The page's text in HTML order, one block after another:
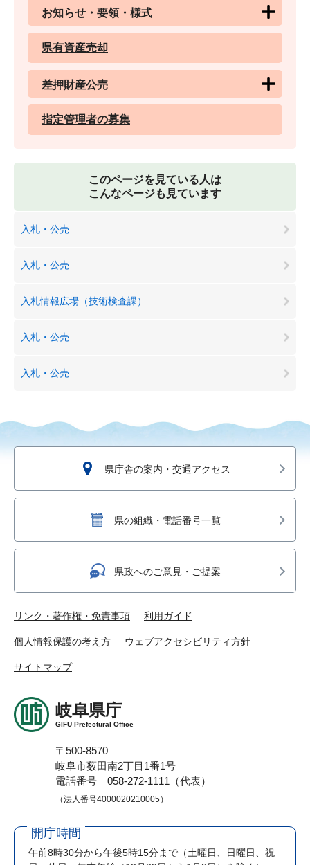
お知らせ・要領・様式
県有資産売却
差押財産公売
指定管理者の募集
このページを見ている人は
こんなページも見ています
入札・公売
入札・公売
入札情報広場（技術検査課）
入札・公売
入札・公売
県庁舎の案内・交通アクセス
県の組織・電話番号一覧
県政へのご意見・ご提案
リンク・著作権・免責事項 利用ガイド
個人情報保護の考え方 ウェブアクセシビリティ方針
サイトマップ
岐阜県庁
GIFU Prefectural Office
〒500-8570
岐阜市薮田南2丁目1番1号
電話番号 058-272-1111（代表）
（法人番号4000020210005）
開庁時間
午前8時30分から午後5時15分まで （土曜日、日曜日、祝